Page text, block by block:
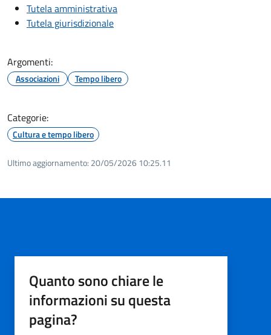
Tutela amministrativa
Tutela giurisdizionale
Argomenti:
Associazioni Tempo libero
Categorie:
Cultura e tempo libero
Ultimo aggiornamento: 20/05/2026 10:25.11
Quanto sono chiare le
informazioni su questa
pagina?